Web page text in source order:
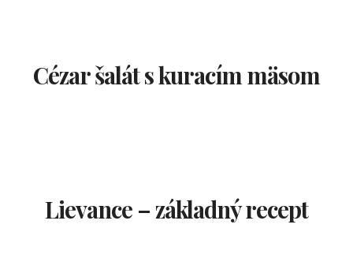
Cézar šalát s kuracím mäsom
Lievance – základný recept